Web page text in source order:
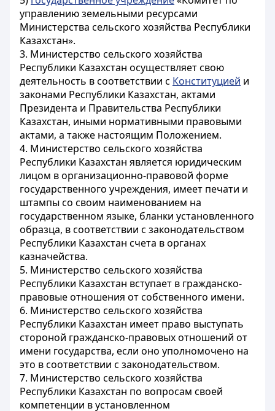
управлению земельными ресурсами
Министерства сельского хозяйства Республики
Казахстан».
3. Министерство сельского хозяйства
Республики Казахстан осуществляет свою
деятельность в соответствии с Конституцией и
законами Республики Казахстан, актами
Президента и Правительства Республики
Казахстан, иными нормативными правовыми
актами, а также настоящим Положением.
4. Министерство сельского хозяйства
Республики Казахстан является юридическим
лицом в организационно-правовой форме
государственного учреждения, имеет печати и
штампы со своим наименованием на
государственном языке, бланки установленного
образца, в соответствии с законодательством
Республики Казахстан счета в органах
казначейства.
5. Министерство сельского хозяйства
Республики Казахстан вступает в гражданско-
правовые отношения от собственного имени.
6. Министерство сельского хозяйства
Республики Казахстан имеет право выступать
стороной гражданско-правовых отношений от
имени государства, если оно уполномочено на
это в соответствии с законодательством.
7. Министерство сельского хозяйства
Республики Казахстан по вопросам своей
компетенции в установленном